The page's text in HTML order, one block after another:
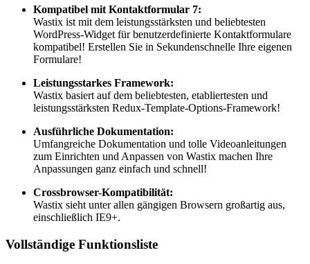
Kompatibel mit Kontaktformular 7:
Wastix ist mit dem leistungsstärksten und beliebtesten
WordPress-Widget für benutzerdefinierte Kontaktformulare
kompatibel! Erstellen Sie in Sekundenschnelle Ihre eigenen
Formulare!
Leistungsstarkes Framework:
Wastix basiert auf dem beliebtesten, etabliertesten und
leistungsstärksten Redux-Template-Options-Framework!
Ausführliche Dokumentation:
Umfangreiche Dokumentation und tolle Videoanleitungen
zum Einrichten und Anpassen von Wastix machen Ihre
Anpassungen ganz einfach und schnell!
Crossbrowser-Kompatibilität:
Wastix sieht unter allen gängigen Browsern großartig aus,
einschließlich IE9+.
Vollständige Funktionsliste